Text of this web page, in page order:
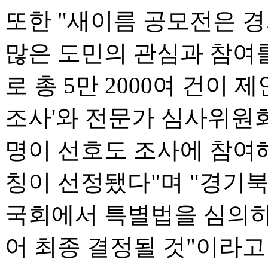
또한 "새이름 공모전은
많은 도민의 관심과 참
로 총 5만 2000여 건이
조사'와 전문가 심사위원
명이 선호도 조사에 참여
칭이 선정됐다"며 "경기
국회에서 특별법을 심의
어 최종 결정될 것"이라